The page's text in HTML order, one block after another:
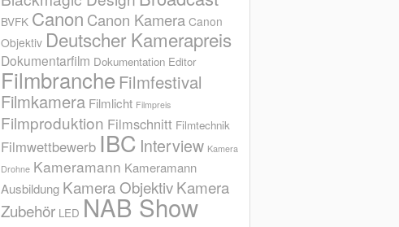
BVFK Canon Canon Kamera Canon
Objektiv Deutscher Kamerapreis
Dokumentarfilm Dokumentation Editor
Filmbranche Filmfestival
Filmkamera Filmlicht Filmpreis
Filmproduktion Filmschnitt Filmtechnik
Filmwettbewerb IBC Interview Kamera
Drohne Kameramann Kameramann
Ausbildung Kamera ObjektivKamera
Zubehör LED NAB Show